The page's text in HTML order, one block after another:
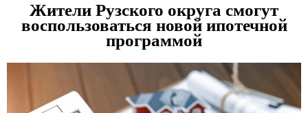
ПОЛИТИКА
ЭКОНОМИКА
БЕЗОПАСНОСТЬ
Жители Рузского округа смогут
воспользоваться новой ипотечной
программой